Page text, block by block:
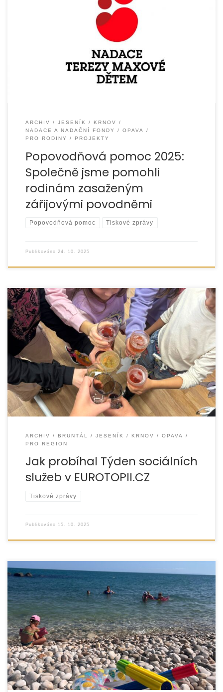
Zářijové povodně roku 2024 zasáhly Opavsko, Krnovsko
a Jesenicko. Zničily desítky domácností a připravily
mnohé rodiny o jistotu a zázemí. Organizace
ARCHIV JESENÍK
KRNOV
NADACE A NADAČNÍ FONDY
OPAVA
PRO RODINY
PROJEKTY
Popovodňová pomoc 2025:
Společně jsme pomohli
rodinám zasaženým
zářijovými povodněmi
Popovodňová pomoc Tiskové zprávy
Publikováno 24. 10. 2025
V týdnu od 29. září do 3. října 2025 se organizace
EUROTOPIA.CZ, o.p.s. aktivně zapojila do celostátní
kampaně Týden sociálních služeb. Ačkoli
ARCHIV BRUNTÁL JESENÍK KRNOV
OPAVA
PRO REGION
Jak probíhal Týden sociálních
služeb v EUROTOPII.CZ
Tiskové zprávy
Publikováno 15. 10. 2025
Stejně jako v červnu jsme i v září nabídli pěstounským
rodinám možnost zúčastnit se vzdělávacího pobytu na
italském poloostrově Gargano. Během tohoto pobytu